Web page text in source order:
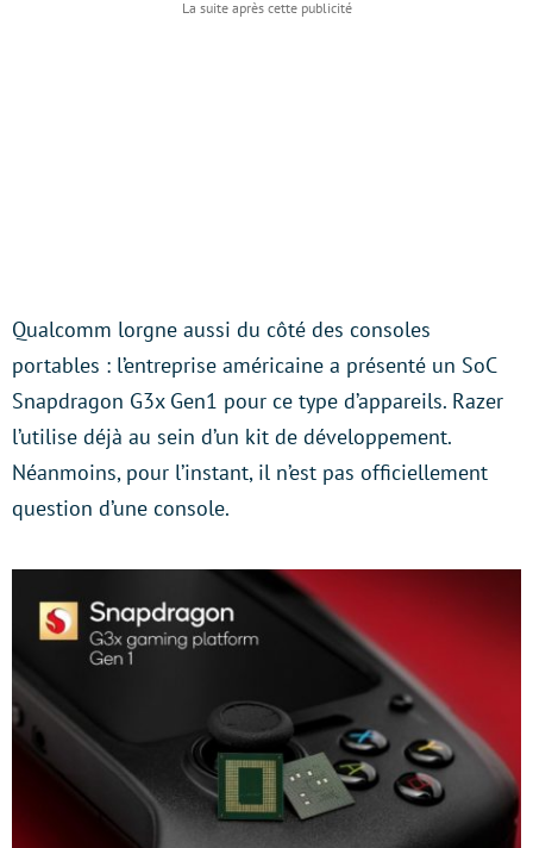
Qualcomm lorgne aussi du côté des consoles
portables : l’entreprise américaine a présenté un SoC
Snapdragon G3x Gen1 pour ce type d’appareils. Razer
l’utilise déjà au sein d’un kit de développement.
Néanmoins, pour l’instant, il n’est pas officiellement
question d’une console.